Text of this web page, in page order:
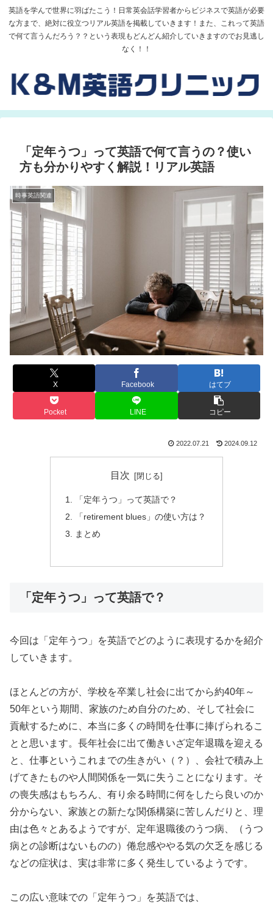
英語を学んで世界に羽ばたこう！日常英会話学習者からビジネスで英語が必要
な方まで、絶対に役立つリアル英語を掲載していきます！また、これって英語
で何て言うんだろう？？という表現もどんどん紹介していきますのでお見逃し
なく！！
「定年うつ」って英語で何て言うの？使い
方も分かりやすく解説！リアル英語
時事英語関連
X Facebook はてブ
Pocket LINE コピー
2022.07.21 2024.09.12
目次
「定年うつ」って英語で？
「retirement blues」の使い方は？
まとめ
「定年うつ」って英語で？
今回は「定年うつ」を英語でどのように表現するかを紹介
していきます。
ほとんどの方が、学校を卒業し社会に出てから約40年～
50年という期間、家族のため自分のため、そして社会に
貢献するために、本当に多くの時間を仕事に捧げられるこ
とと思います。長年社会に出て働きいざ定年退職を迎える
と、仕事というこれまでの生きがい（？）、会社で積み上
げてきたものや人間関係を一気に失うことになります。そ
の喪失感はもちろん、有り余る時間に何をしたら良いのか
分からない、家族との新たな関係構築に苦しんだりと、理
由は色々とあるようですが、定年退職後のうつ病、（うつ
病との診断はないものの）倦怠感ややる気の欠乏を感じる
などの症状は、実は非常に多く発生しているようです。
この広い意味での「定年うつ」を英語では、